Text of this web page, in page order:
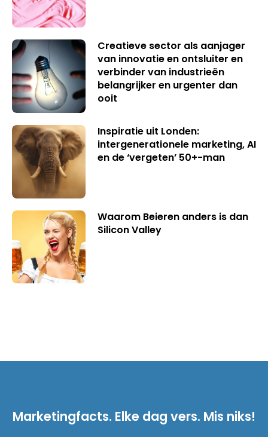
Creatieve sector als aanjager
van innovatie en ontsluiter en
verbinder van industrieën
belangrijker en urgenter dan
ooit
Inspiratie uit Londen:
intergenerationele marketing, AI
en de ‘vergeten’ 50+-man
Waarom Beieren anders is dan
Silicon Valley
Marketingfacts. Elke dag vers. Mis niks!